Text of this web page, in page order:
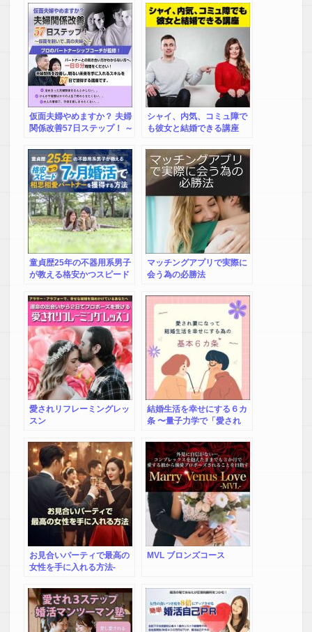
仮面夫婦やめますか？ 夫婦
関係改善57日ステップ！ ～
～
シャイ、内気、コミュ障で
も彼女と結婚できる講座
童貞歴25年の不器用系男子
が教える格安かつスピード
トナー獲得方法
マッチングアプリで実際に
会う為の必勝法
愛されリフレーミングレッ
スン
結婚生活を幸せにする６カ
条 〜量子力学で「愛され
お見合いパーティで最高の
女性を手に入れる方法-
MVL ブロンズコース